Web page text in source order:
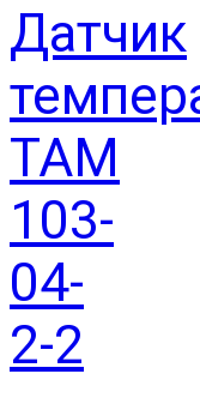
Датчик
ТАМ
103-
04-
2-2